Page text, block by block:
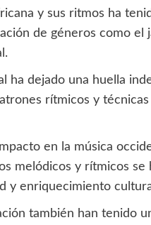
y sus ritmos ha
de géneros como el
ha dejado una huella
rítmicos y
en la música
melódicos y rítmicos
y enriquecimiento
también han tenido